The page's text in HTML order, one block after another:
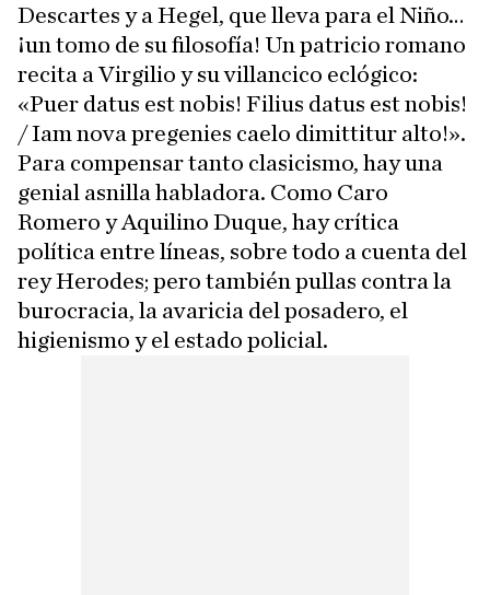
Descartes y a Hegel, que lleva para el Niño…
¡un tomo de su filosofía! Un patricio romano
recita a Virgilio y su villancico eclógico:
«Puer datus est nobis! Filius datus est nobis!
/ Iam nova pregenies caelo dimittitur alto!».
Para compensar tanto clasicismo, hay una
genial asnilla habladora. Como Caro
Romero y Aquilino Duque, hay crítica
política entre líneas, sobre todo a cuenta del
rey Herodes; pero también pullas contra la
burocracia, la avaricia del posadero, el
higienismo y el estado policial.